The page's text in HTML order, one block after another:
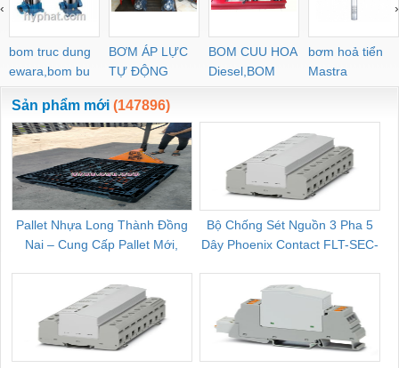
bom truc dung
ewara,bom bu
ewara
BƠM ÁP LỰC
TỰ ĐỘNG
BOM CUU HOA
Diesel,BOM
CHUA CHAY
bơm hoả tiển
Mastra
‹ ›
Sản phẩm mới (147896)
Pallet Nhựa Long Thành Đồng
Nai – Cung Cấp Pallet Mới,
Bộ Chống Sét Nguồn 3 Pha 5
Dây Phoenix Contact FLT-SEC-